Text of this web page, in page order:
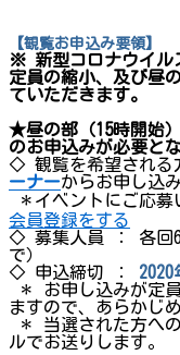
【観覧お申込み要領】
※ 新型コロナウイル
定員の縮小、及び昼
ていただきます。
★昼の部（15時開始
のお申込みが必要と
◇ 観覧を希望される
ーナーからお申し込
＊イベントにご応募
会員登録をする
◇ 募集人員 ： 各回
で）
◇ 申込締切 ：
2020
＊ お申し込みが定
ますので、あらかじ
＊ 当選された方へ
ルでお送りします。